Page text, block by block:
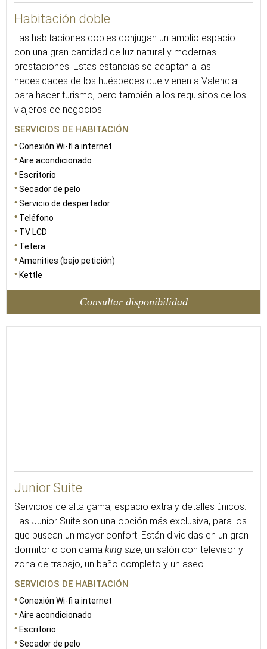
Habitación doble
Las habitaciones dobles conjugan un amplio espacio
con una gran cantidad de luz natural y modernas
prestaciones. Estas estancias se adaptan a las
necesidades de los huéspedes que vienen a Valencia
para hacer turismo, pero también a los requisitos de los
viajeros de negocios.
SERVICIOS DE HABITACIÓN
Conexión Wi-fi a internet
Aire acondicionado
Escritorio
Secador de pelo
Servicio de despertador
Teléfono
TV LCD
Tetera
Amenities (bajo petición)
Kettle
Consultar disponibilidad
Junior Suite
Servicios de alta gama, espacio extra y detalles únicos.
Las Junior Suite son una opción más exclusiva, para los
que buscan un mayor confort. Están divididas en un gran
dormitorio con cama king size, un salón con televisor y
zona de trabajo, un baño completo y un aseo.
SERVICIOS DE HABITACIÓN
Conexión Wi-fi a internet
Aire acondicionado
Escritorio
Secador de pelo